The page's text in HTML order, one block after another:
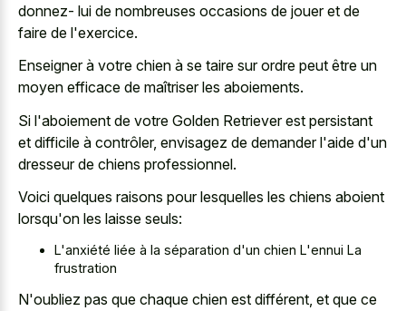
donnez- lui de nombreuses occasions de jouer et de
faire de l'exercice.
Enseigner à votre chien à se taire sur ordre peut être un
moyen efficace de maîtriser les aboiements.
Si l'aboiement de votre Golden Retriever est persistant
et difficile à contrôler, envisagez de demander l'aide d'un
dresseur de chiens professionnel.
Voici quelques raisons pour lesquelles les chiens aboient
lorsqu'on les laisse seuls:
L'anxiété liée à la séparation d'un chien L'ennui La
frustration
N'oubliez pas que chaque chien est différent, et que ce